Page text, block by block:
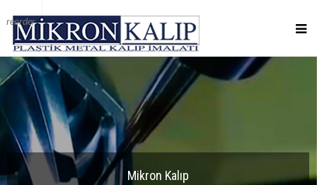
reorder
Mikron Kalıp